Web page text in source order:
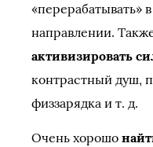
«перерабатывать»
направлении.
активизировать
контрастный душ,
физзарядка и т. д.
Очень хорошо